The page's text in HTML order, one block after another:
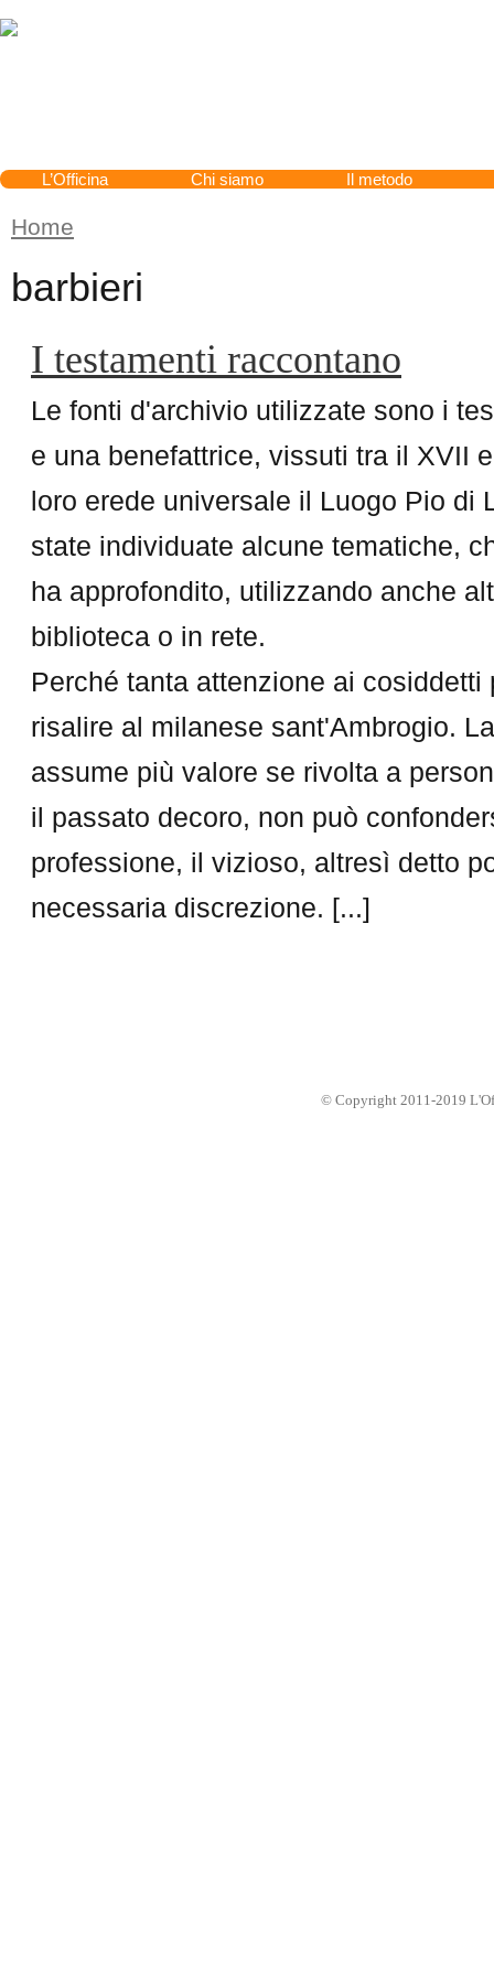
L’Officina Chi siamo Il metodo
Tu sei qui
Home
barbieri
I testamenti raccontano
Le fonti d'archivio utilizzate sono i
e una benefattrice, vissuti tra il XVII
loro erede universale il Luogo Pio di
state individuate alcune tematiche,
ha approfondito, utilizzando anche
biblioteca o in rete.
Perché tanta attenzione ai
risalire al milanese sant'Ambrogio.
assume più valore se rivolta a
il passato decoro, non può
professione, il vizioso, altresì detto
necessaria discrezione. [...]
© Copyright 2011-2019